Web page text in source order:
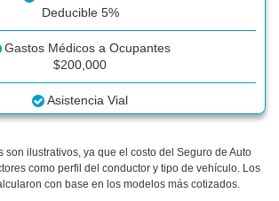
Deducible 5%
Gastos Médicos a Ocupantes
$200,000
Asistencia Vial
son ilustrativos, ya que el costo del Seguro de Auto
como perfil del conductor y tipo de vehículo. Los
con base en los modelos más cotizados.